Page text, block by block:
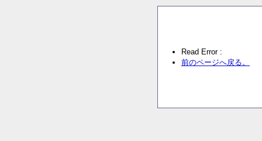
Read Error :
前のページへ戻る。